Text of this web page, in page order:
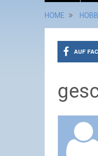
HOME
AUF